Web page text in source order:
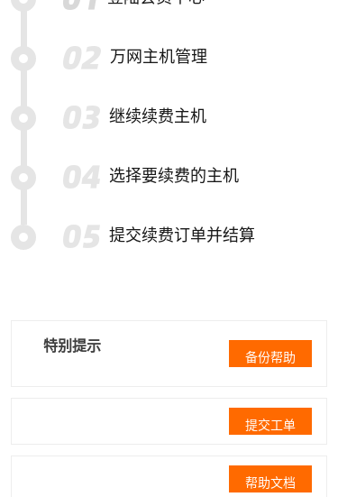
万网主机管理
继续续费主机
选择要续费的主机
提交续费订单并结算
特别提示
备份帮助
提交工单
帮助文档